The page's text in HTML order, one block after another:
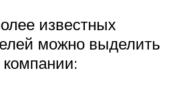
известных
можно выделить